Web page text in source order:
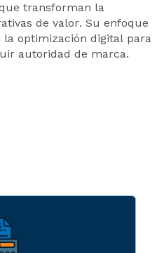
transforman la
de valor. Su enfoque
optimización digital para
autoridad de marca.